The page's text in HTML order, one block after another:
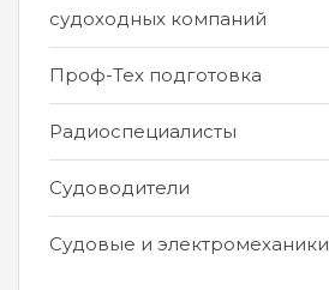
судоходных компаний
Проф-Тех подготовка
Радиоспециалисты
Судоводители
Судовые и электромеханики